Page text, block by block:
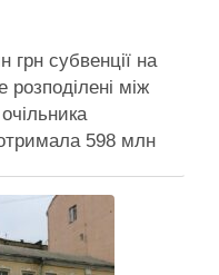
субвенції на
між
598 млн
Київська область
у розмірі 598,1
у школах, і …